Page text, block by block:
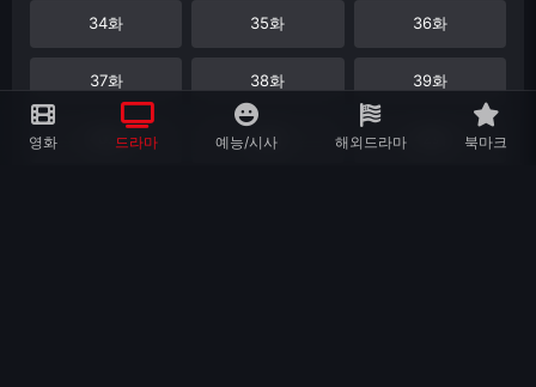
34화 35화 36화
37화 38화 39화
40화 41화
영화 드라마 예능/시사 해외드라마 북마크